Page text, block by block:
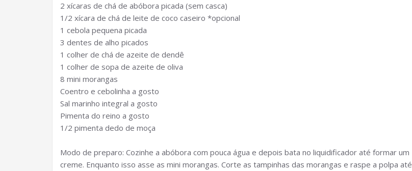
2 xícaras de chá de abóbora picada (sem casca)
1/2 xícara de chá de leite de coco caseiro *opcional
1 cebola pequena picada
3 dentes de alho picados
1 colher de chá de azeite de dendê
1 colher de sopa de azeite de oliva
8 mini morangas
Coentro e cebolinha a gosto
Sal marinho integral a gosto
Pimenta do reino a gosto
1/2 pimenta dedo de moça
Modo de preparo: Cozinhe a abóbora com pouca água e depois bata no liquidificador até formar um
creme. Enquanto isso asse as mini morangas. Corte as tampinhas das morangas e raspe a polpa até